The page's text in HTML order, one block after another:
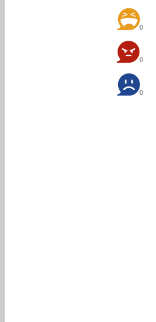
0
0
0